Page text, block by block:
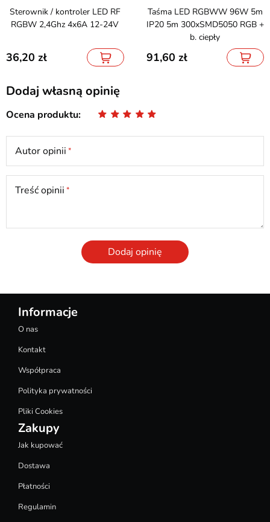
Sterownik / kontroler LED RF
RGBW 2,4Ghz 4x6A 12-24V
36,20
Taśma LED RGBWW 96W 5m
IP20 5m 300xSMD5050 RGB +
b. ciepły
91,60
Dodaj własną opinię
Ocena produktu
Autor opinii
Treść opinii
Dodaj opinię
Informacje
O nas
Kontakt
Współpraca
Polityka prywatności
Pliki Cookies
Zakupy
Jak kupować
Dostawa
Płatności
Regulamin